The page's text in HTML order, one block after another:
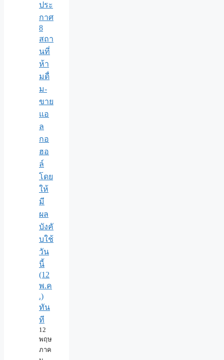
ประ
กาศ
8
สถา
นที่
ห้า
มดื่
ม-
ขาย
แอ
ล
กอ
ฮอ
ล์
โดย
ให้
มี
ผล
บังคั
บใช้
วัน
นี้
(12
พ.ค
.)
ทัน
ที
12
พฤษ
ภาค